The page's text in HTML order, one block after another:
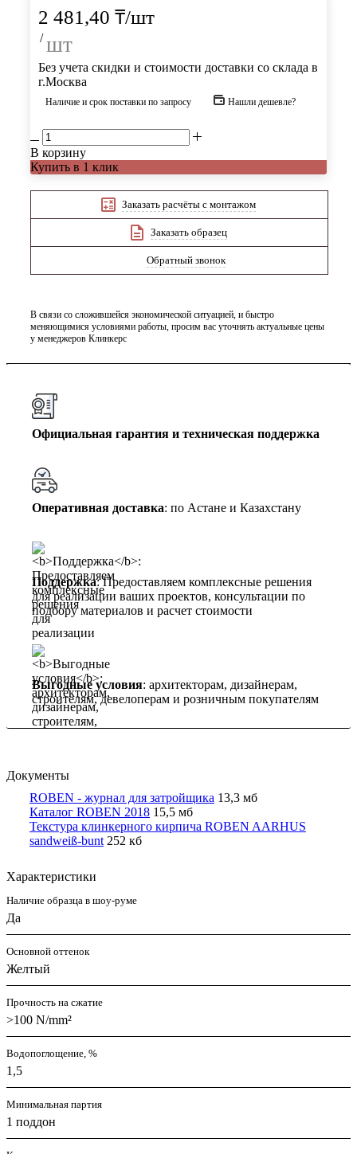
2 481,40 ₸/шт
/ шт
Без учета скидки и стоимости доставки со склада в
г.Москва
Наличие и срок поставки по запросу Нашли дешевле?
В корзину
Купить в 1 клик
Заказать расчёты с монтажом
Заказать образец
Обратный звонок
В связи со сложившейся экономической ситуацией, и быстро
меняющимися условиями работы, просим вас уточнять актуальные цены
у менеджеров Клинкерс
Официальная гарантия и техническая поддержка
Оперативная доставка: по Астане и Казахстану
Поддержка: Предоставляем комплексные решения
для реализации ваших проектов, консультации по
подбору материалов и расчет стоимости
Выгодные условия: архитекторам, дизайнерам,
строителям, девелоперам и розничным покупателям
Документы
ROBEN - журнал для затройщика 13,3 мб
Каталог ROBEN 2018 15,5 мб
Текстура клинкерного кирпича ROBEN AARHUS
sandweiß-bunt 252 кб
Характеристики
Наличие образца в шоу-руме
Да
Основной оттенок
Желтый
Прочность на сжатие
>100 N/mm²
Водопоглощение, %
1,5
Минимальная партия
1 поддон